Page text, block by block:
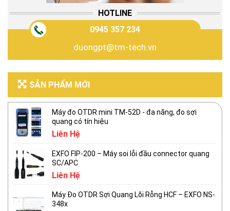
HOTLINE
0945 357 234
duongpt@tm-tech.vn
SẢN PHẨM MỚI
Máy đo OTDR mini TM-52D - đa năng, đo sợi
quang có tín hiệu
Liên Hệ
EXFO FIP-200 – Máy soi lỗi đầu connector quang
SC/APC
Liên Hệ
Máy Đo OTDR Sợi Quang Lõi Rỗng HCF – EXFO NS-
348x